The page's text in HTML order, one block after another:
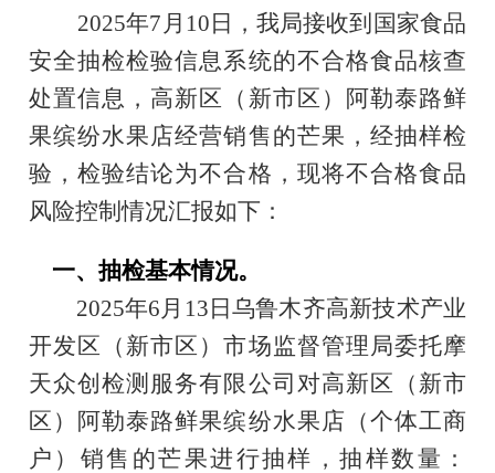
2025年7月10日，我局接收到国家食品
安全抽检检验信息系统的不合格食品核查
处置信息， 高新区（新市区）阿勒泰路鲜
果缤纷水果店经营销售的芒果，经抽样检
验，检验结论为不合格，现将不合格食品
风险控制情况汇报如下：
一、抽检基本情况。
2025年6 月 13 日乌鲁木齐高新技术产业
开发区（新市区）市场监督管理局委托摩
天众创检测服务有限公司对高新区（新市
区）阿勒泰路鲜果缤纷水果店（个体工商
户） 销售的芒果进行抽样，抽样数量：